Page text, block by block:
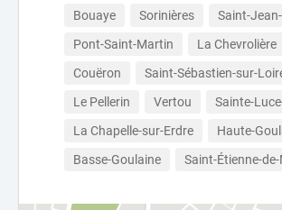
Bouaye
Sorinières
Saint-
Pont-Saint-Martin
La Chevrolière
Couëron
Saint-Sébastien-sur-
Le Pellerin
Vertou
Sainte-
La Chapelle-sur-Erdre
Haute-
Basse-Goulaine
Saint-Étienne-